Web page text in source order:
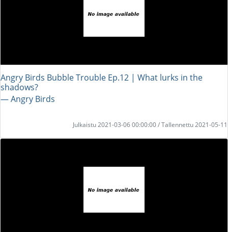
Angry Birds Bubble Trouble Ep.12 | What lurks in the
shadows?
― Angry Birds
Julkaistu 2021-03-06 00:00:00 / Tallennettu 2021-05-11